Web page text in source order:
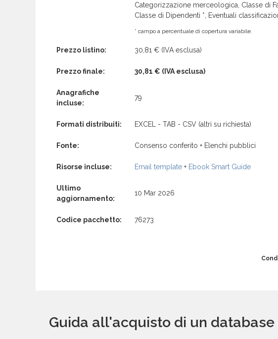
Categorizzazione merceologica, Classe di
Classe di Dipendenti *, Eventuali
* campo a percentuale di copertura variabile.
Prezzo listino: 30,81 € (IVA esclusa)
Prezzo finale: 30,81 € (IVA esclusa)
Anagrafiche
incluse:
79
Formati distribuiti: EXCEL - TAB - CSV (altri su richiesta)
Fonte: Consenso conferito + Elenchi pubblici
Risorse incluse: Email template + Ebook Smart Guide
Ultimo
aggiornamento:
10 Mar 2026
Codice pacchetto: 76273
Guida all'acquisto di un